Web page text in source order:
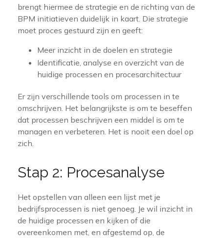
brengt hiermee de strategie en de richting van de
BPM initiatieven duidelijk in kaart. Die strategie
moet proces gestuurd zijn en geeft:
Meer inzicht in de doelen en strategie
Identificatie, analyse en overzicht van de
huidige processen en procesarchitectuur
Er zijn verschillende tools om processen in te
omschrijven. Het belangrijkste is om te beseffen
dat processen beschrijven een middel is om te
managen en verbeteren. Het is nooit een doel op
zich.
Stap 2: Procesanalyse
Het opstellen van alleen een lijst met je
bedrijfsprocessen is niet genoeg. Je wil inzicht in
de huidige processen en kijken of die
overeenkomen met, en afgestemd op, de